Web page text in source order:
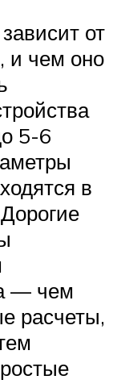
от
и чем оно
5-6
в
— чем
расчеты,